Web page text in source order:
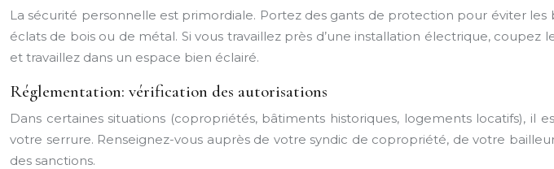
La sécurité personnelle est primordiale. Portez des gants de protection pour éviter
éclats de bois ou de métal. Si vous travaillez près d’une installation électrique,
et travaillez dans un espace bien éclairé.
Réglementation: vérification des autorisations
Dans certaines situations (copropriétés, bâtiments historiques, logements locatifs),
votre serrure. Renseignez-vous auprès de votre syndic de copropriété, de votre
des sanctions.